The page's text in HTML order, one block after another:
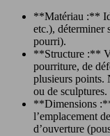
**Matériau :**
etc.), déterminer
pourri).
**Structure :**
pourriture, de
plusieurs points.
ou de sculptures.
**Dimensions
l’emplacement
d’ouverture